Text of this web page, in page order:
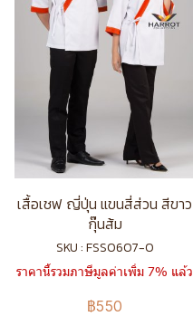
เสื้อเชฟ ญี่ปุ่น แขนสี่ส่วน สีขาว
กุ๊นส้ม
SKU : FSS0607-0
ราคานี้รวมภาษีมูลค่าเพิ่ม 7% แล้ว
฿550